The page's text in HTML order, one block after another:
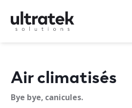
Air climatisés
Bye bye, canicules.